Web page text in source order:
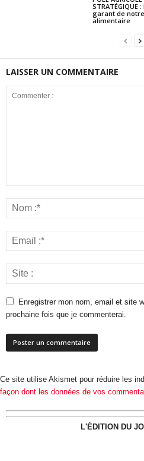
STRATÉGIQUE
garant de
alimentaire
LAISSER UN COMMENTAIRE
Enregistrer mon nom, email et site
prochaine fois que je commenterai.
Ce site utilise Akismet pour réduire les
façon dont les données de vos
L'ÉDITION DU